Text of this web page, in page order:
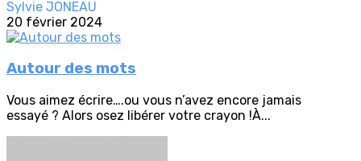
Sylvie JONEAU
20 février 2024
Autour des mots
Vous aimez écrire….ou vous n’avez encore jamais
essayé ? Alors osez libérer votre crayon !À...